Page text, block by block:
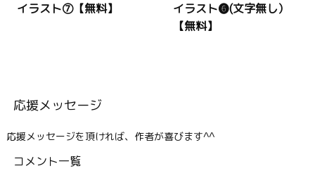
イラスト⑦【無料】
イラスト❻(文字無し）
【無料】
応援メッセージ
応援メッセージを頂ければ、作者が喜びます^^
コメント一覧